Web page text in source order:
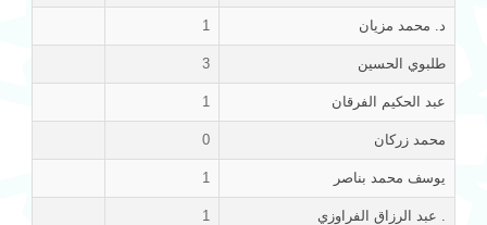
د. محمد مزيان 1
طلبوي الحسين 3
عبد الحكيم الفرقان 1
محمد زركان 0
يوسف محمد بناصر 1
. عبد الرزاق الفراوزي 1